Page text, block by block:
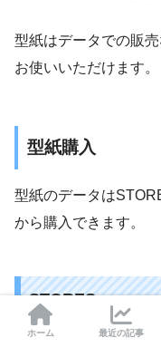
型紙はデータでの販
お使いいただけます。
型紙購入
型紙のデータは
から購入できます。
STORES
ホーム 最近の記事